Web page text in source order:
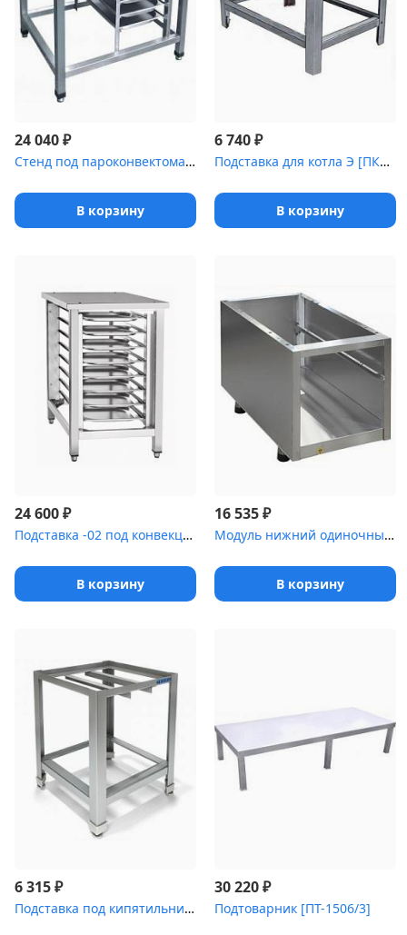
24 040₽
Стенд под пароконвектомат [ПК-6]
В корзину
6 740₽
Подставка для котла Э [ПКИ-600/ПКИ]
В корзину
24 600₽
Подставка -02 под конвекционные печи КПП-4-1/2 и ПКА 6-1/3П и ПКА...
В корзину
16 535₽
Модуль нижний одиночный [МН-02 (700 серия)]
В корзину
6 315₽
Подставка под кипятильник [ПК-900]
30 220₽
Подтоварник [ПТ-1506/3]